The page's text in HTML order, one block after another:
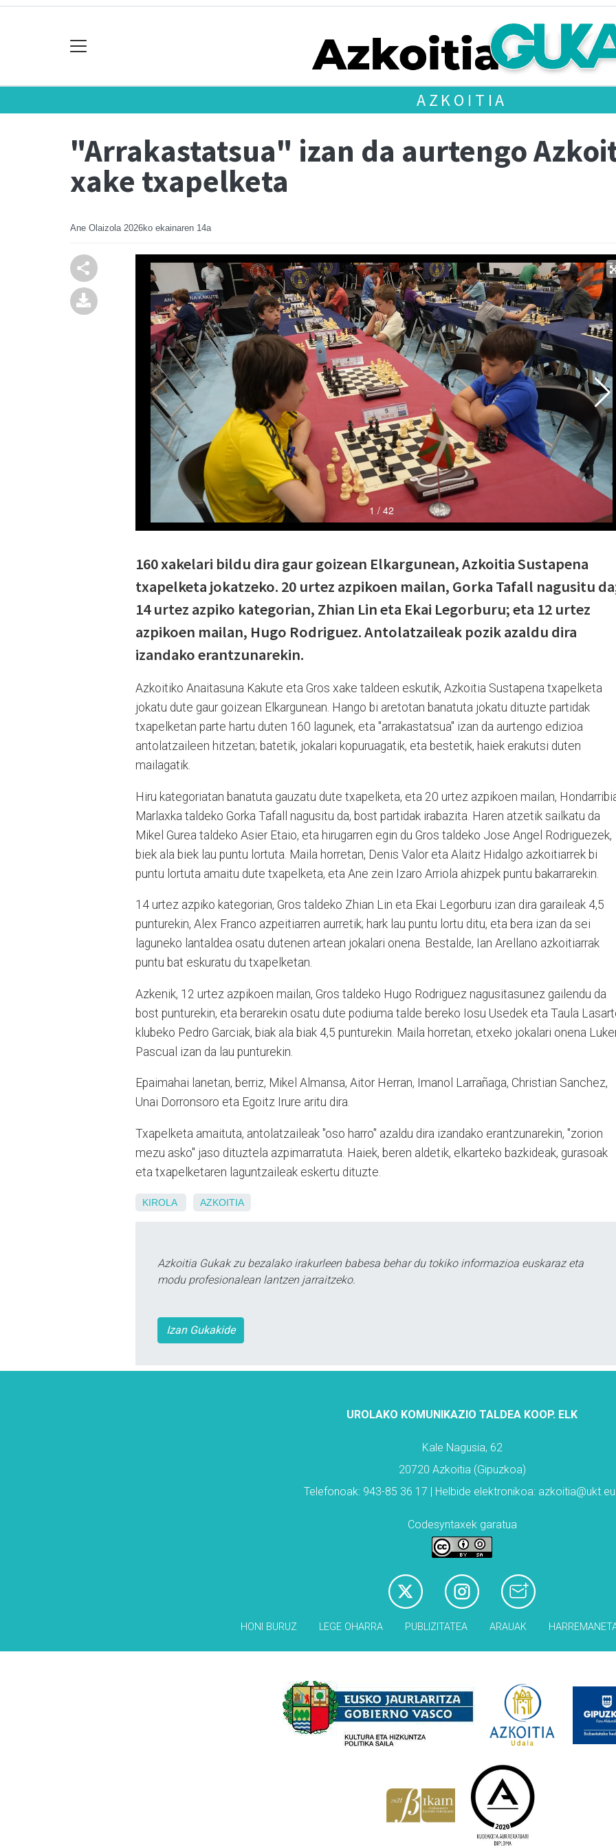
AZKOITIA
"Arrakastatsua" izan da aurtengo
xake txapelketa
Ane Olaizola 2026ko ekainaren 14a
160 xakelari bildu dira gaur goizean Elkargunean, Azkoitia Sustapena
txapelketa jokatzeko. 20 urtez azpikoen mailan, Gorka Tafall nagusitu
14 urtez azpiko kategorian, Zhian Lin eta Ekai Legorburu; eta 12 urtez
azpikoen mailan, Hugo Rodriguez. Antolatzaileak pozik azaldu dira
izandako erantzunarekin.
Azkoitiko Anaitasuna Kakute eta Gros xake taldeen eskutik, Azkoitia Sustapena txapelketa
jokatu dute gaur goizean Elkargunean. Hango bi aretotan banatuta jokatu dituzte partidak
txapelketan parte hartu duten 160 lagunek, eta "arrakastatsua" izan da aurtengo edizioa
antolatzaileen hitzetan; batetik, jokalari kopuruagatik, eta bestetik, haiek erakutsi duten
mailagatik.
Hiru kategoriatan banatuta gauzatu dute txapelketa, eta 20 urtez azpikoen mailan,
Marlaxka taldeko Gorka Tafall nagusitu da, bost partidak irabazita. Haren atzetik sailkatu da
Mikel Gurea taldeko Asier Etaio, eta hirugarren egin du Gros taldeko Jose Angel Rodriguezek,
biek ala biek lau puntu lortuta. Maila horretan, Denis Valor eta Alaitz Hidalgo azkoitiarrek bi
puntu lortuta amaitu dute txapelketa, eta Ane zein Izaro Arriola ahizpek puntu bakarrarekin.
14 urtez azpiko kategorian, Gros taldeko Zhian Lin eta Ekai Legorburu izan dira garaileak 4,5
punturekin, Alex Franco azpeitiarren aurretik; hark lau puntu lortu ditu, eta bera izan da sei
laguneko lantaldea osatu dutenen artean jokalari onena. Bestalde, Ian Arellano azkoitiarrak
puntu bat eskuratu du txapelketan.
Azkenik, 12 urtez azpikoen mailan, Gros taldeko Hugo Rodriguez nagusitasunez gailendu da
bost punturekin, eta berarekin osatu dute podiuma talde bereko Iosu Usedek eta Taula
klubeko Pedro Garciak, biak ala biak 4,5 punturekin. Maila horretan, etxeko jokalari onena
Pascual izan da lau punturekin.
Epaimahai lanetan, berriz, Mikel Almansa, Aitor Herran, Imanol Larrañaga, Christian Sanchez,
Unai Dorronsoro eta Egoitz Irure aritu dira.
Txapelketa amaituta, antolatzaileak "oso harro" azaldu dira izandako erantzunarekin, "zorion
mezu asko" jaso dituztela azpimarratuta. Haiek, beren aldetik, elkarteko bazkideak, gurasoak
eta txapelketaren laguntzaileak eskertu dituzte.
KIROLA AZKOITIA
Azkoitia Gukak zu bezalako irakurleen babesa behar du tokiko informazioa euskaraz eta
modu profesionalean lantzen jarraitzeko.
Izan Gukakide
UROLAKO KOMUNIKAZIO TALDEA KOOP. ELK
Kale Nagusia, 62
20720 Azkoitia (Gipuzkoa)
Telefonoak: 943-85 36 17 | Helbide elektronikoa:
Codesyntaxek garatua
HONI BURUZ LEGE OHARRA PUBLIZITATEA ARAUAK